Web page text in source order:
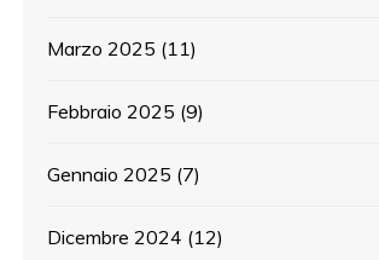
Marzo 2025 (11)
Febbraio 2025 (9)
Gennaio 2025 (7)
Dicembre 2024 (12)